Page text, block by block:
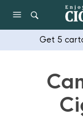
Get 5